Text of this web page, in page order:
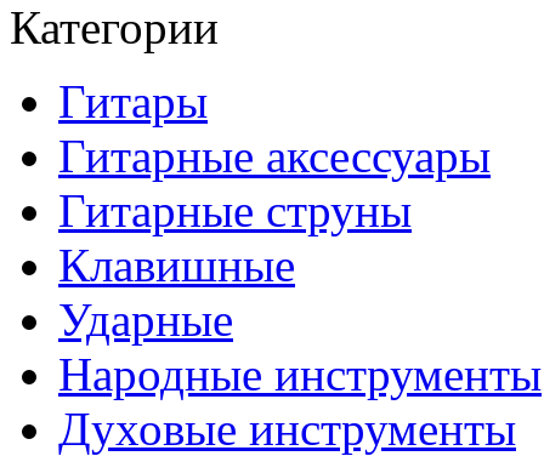
Категории
Гитары
Гитарные аксессуары
Гитарные струны
Клавишные
Ударные
Народные инструменты
Духовые инструменты